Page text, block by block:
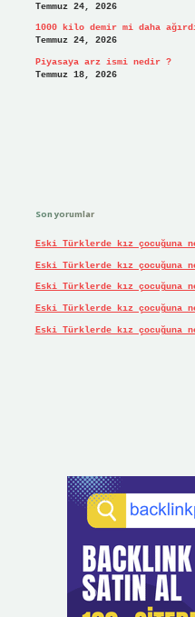
Temmuz 24, 2026
1000 kilo demir mi daha
Temmuz 24, 2026
Piyasaya arz ismi nedir ?
Temmuz 18, 2026
Son yorumlar
Eski Türklerde kız çocuğuna
Eski Türklerde kız çocuğuna
Eski Türklerde kız çocuğuna
Eski Türklerde kız çocuğuna
Eski Türklerde kız çocuğuna